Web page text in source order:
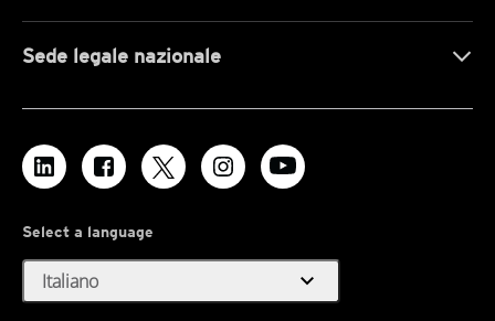
Sede legale nazionale
Select a language
Italiano expand_more